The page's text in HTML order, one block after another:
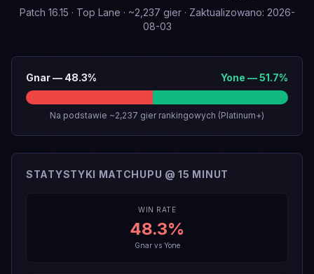
Patch 16.15 · Top Lane · ~2,237 gier· Zaktualizowano: 2026-
08-03
Gnar— 48.3% Yone —51.7%
Na podstawie ~2,237 gier rankingowych (Platinum+)
STATYSTYKI MATCHUPU @ 15 MINUT
WIN RATE
48.3%
Gnarvs Yone